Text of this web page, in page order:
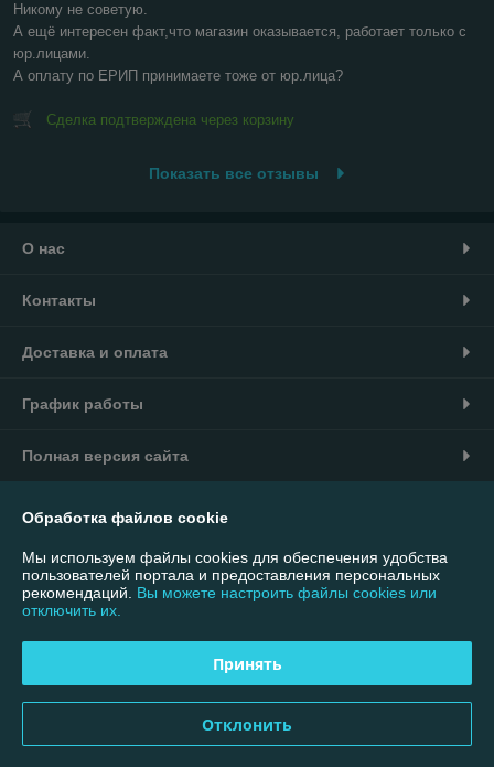
Никому не советую.
А ещё интересен факт,что магазин оказывается, работает только с
юр.лицами.
А оплату по ЕРИП принимаете тоже от юр.лица?
Сделка подтверждена через корзину
Показать все отзывы
О нас
Контакты
Доставка и оплата
График работы
Полная версия сайта
Сайт создан на платформе Deal.by
Информация для покупателя
220026, г.Минск, пр.Партизанский,95-40В
Регистрационный номер ЕГР: 192764310
УНП: 192764310
Обработка файлов cookie
Мы используем файлы cookies для обеспечения удобства
пользователей портала и предоставления персональных
рекомендаций. Вы можете настроить файлы cookies или
отключить их.
Принять
Отклонить